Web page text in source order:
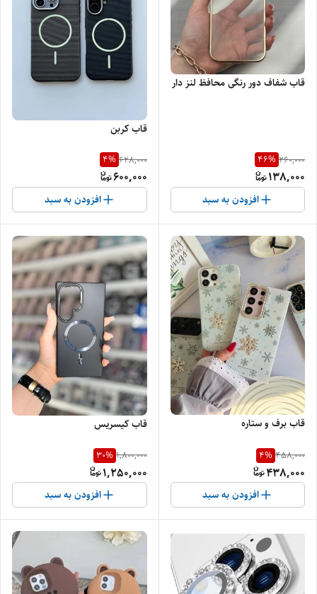
قاب شفاف دور رنگی محافظ لنز دار
260,000
46%
138,000
افزودن به سبد
قاب کربن
628,000
4%
600,000
افزودن به سبد
قاب برف و ستاره
458,000
4%
438,000
افزودن به سبد
قاب کیسریس
1,800,000
30%
1,250,000
افزودن به سبد